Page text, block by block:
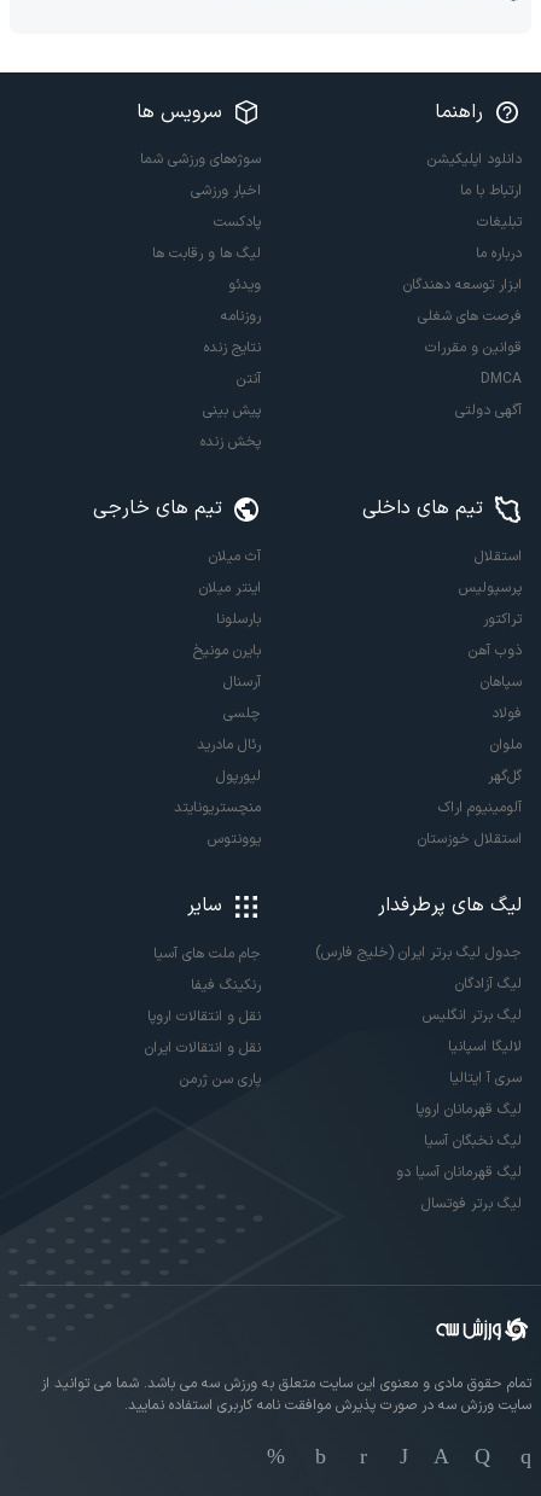
راهنما
دانلود اپلیکیشن
ارتباط با ما
تبلیغات
درباره ما
ابزار توسعه دهندگان
فرصت های شغلی
قوانین و مقررات
DMCA
آگهی دولتی
سرویس ها
سوژه‌های ورزشی شما
اخبار ورزشی
پادکست
لیگ ها و رقابت ها
ویدئو
روزنامه
نتایج زنده
آنتن
پیش بینی
پخش زنده
تیم های داخلی
استقلال
پرسپولیس
تراکتور
ذوب آهن
سپاهان
فولاد
ملوان
گل‌گهر
آلومینیوم اراک
استقلال خوزستان
تیم های خارجی
آث میلان
اینتر میلان
بارسلونا
بایرن مونیخ
آرسنال
چلسی
رئال مادرید
لیورپول
منچستریونایتد
یوونتوس
لیگ های پرطرفدار
جدول لیگ برتر ایران (خلیج فارس)
لیگ آزادگان
لیگ برتر انگلیس
لالیگا اسپانیا
سری آ ایتالیا
لیگ قهرمانان اروپا
لیگ نخبگان آسیا
لیگ قهرمانان آسیا دو
لیگ برتر فوتسال
سایر
جام ملت های آسیا
رنکینگ فیفا
نقل و انتقالات اروپا
نقل و انتقالات ایران
پاری سن ژرمن
تمام حقوق مادی و معنوی این سایت متعلق به ورزش سه می باشد. شما می توانید از
سایت ورزش سه در صورت پذیرش موافقت نامه کاربری استفاده نمایید.